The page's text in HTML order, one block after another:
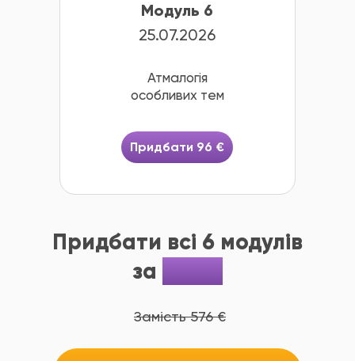
Модуль 6
25.07.2026
Замість 576 €
Придбати всі 6 модулів
за 480 €
Атмалогія
особливих тем
Придбати 96 €